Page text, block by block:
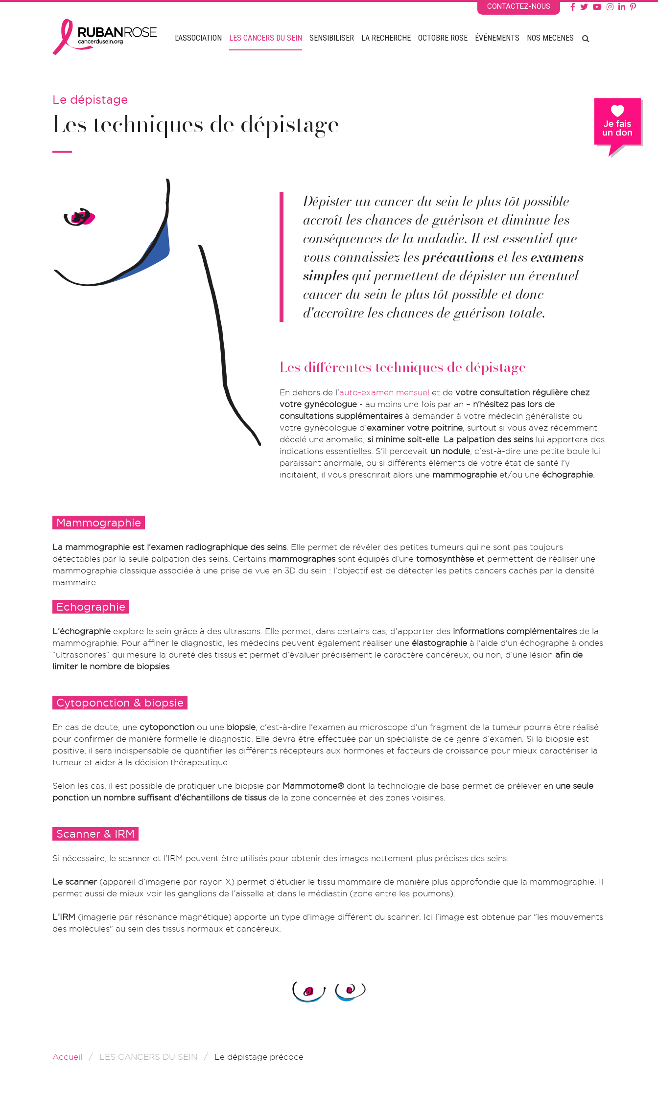
CONTACTEZ-NOUS
L'ASSOCIATION LES CANCERS DU SEIN SENSIBILISER LA RECHERCHE OCTOBRE ROSE ÉVÉNEMENTS NOS MECENES
Le dépistage
Les techniques de dépistage
Dépister un cancer du sein le plus tôt possible
accroît les chances de guérison et diminue les
conséquences de la maladie. Il est essentiel que
vous connaissiez lesprécautionset lesexamens
simplesqui permettent de dépister un éventuel
cancer du sein le plus tôt possible et donc
d'accroître les chances de guérison totale.
Les différentes techniques de dépistage
En dehors de l'auto-examen mensuel et de votre consultation régulière chez
votre gynécologue - au moins une fois par an – n'hésitez pas lors de
consultations supplémentaires à demander à votre médecin généraliste ou
votre gynécologue d’examiner votre poitrine , surtout si vous avez récemment
décelé une anomalie, si minime soit-elle La palpation des seins lui apportera des
indications essentielles. S'il percevait un nodule , c'est-à-dire une petite boule lui
paraissant anormale, ou si différents éléments de votre état de santé l'y
incitaient, il vous prescrirait alors une mammographie et/ou une échographie
Mammographie
La mammographie est l'examen radiographique des seins . Elle permet de révéler des petites tumeurs qui ne sont pas toujours
détectables par la seule palpation des seins. Certains mammographes sont équipés d’une tomosynthèse et permettent de réaliser une
mammographie classique associée à une prise de vue en 3D du sein : l’objectif est de détecter les petits cancers cachés par la densité
mammaire.
Echographie
L'échographie explore le sein grâce à des ultrasons. Elle permet, dans certains cas, d'apporter des informations complémentaires de la
mammographie. Pour affiner le diagnostic, les médecins peuvent également réaliser une élastographie à l'aide d'un échographe à ondes
“ultrasonores“ qui mesure la dureté des tissus et permet d’évaluer précisément le caractère cancéreux, ou non, d’une lésion afin de
limiter le nombre de biopsies
Cytoponction & biopsie
En cas de doute, une cytoponction ou une biopsie , c'est-à-dire l'examen au microscope d'un fragment de la tumeur pourra être réalisé
pour confirmer de manière formelle le diagnostic. Elle devra être effectuée par un spécialiste de ce genre d’examen. Si la biopsie est
positive, il sera indispensable de quantifier les différents récepteurs aux hormones et facteurs de croissance pour mieux caractériser la
tumeur et aider à la décision thérapeutique.
Selon les cas, il est possible de pratiquer une biopsie par Mammotome® dont la technologie de base permet de prélever en une seule
ponction un nombre suffisant d'échantillons de tissus de la zone concernée et des zones voisines.
Scanner & IRM
Si nécessaire, le scanner et l'IRM peuvent être utilisés pour obtenir des images nettement plus précises des seins.
Le scanner (appareil d’imagerie par rayon X) permet d’étudier le tissu mammaire de manière plus approfondie que la mammographie. Il
permet aussi de mieux voir les ganglions de l’aisselle et dans le médiastin (zone entre les poumons).
L’IRM (imagerie par résonance magnétique) apporte un type d’image différent du scanner. Ici l’image est obtenue par "les mouvements
des molécules" au sein des tissus normaux et cancéreux.
Accueil LES CANCERS DU SEIN Le dépistage précoce